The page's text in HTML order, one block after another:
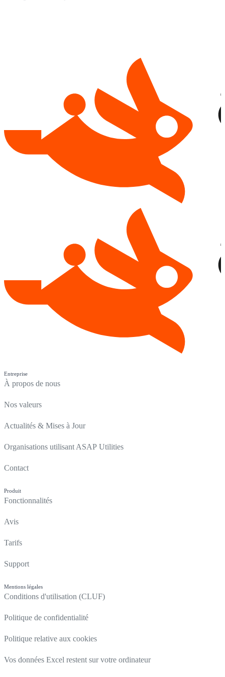
Entreprise
À propos de nous
Nos valeurs
Actualités & Mises à Jour
Organisations utilisant ASAP Utilities
Contact
Produit
Fonctionnalités
Avis
Tarifs
Support
Mentions légales
Conditions d'utilisation (CLUF)
Politique de confidentialité
Politique relative aux cookies
Vos données Excel restent sur votre ordinateur